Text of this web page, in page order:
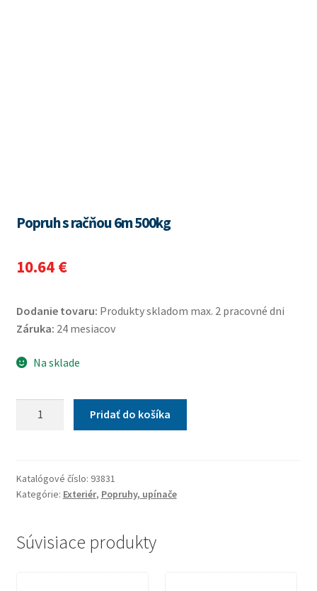
Popruh s račňou 6m 500kg
10.64 €
Dodanie tovaru: Produkty skladom max. 2 pracovné dni
Záruka: 24 mesiacov
Na sklade
6m
500kg
Pridať do košíka
Katalógové číslo: 93831
Kategórie: Exteriér, Popruhy, upínače
Súvisiace produkty